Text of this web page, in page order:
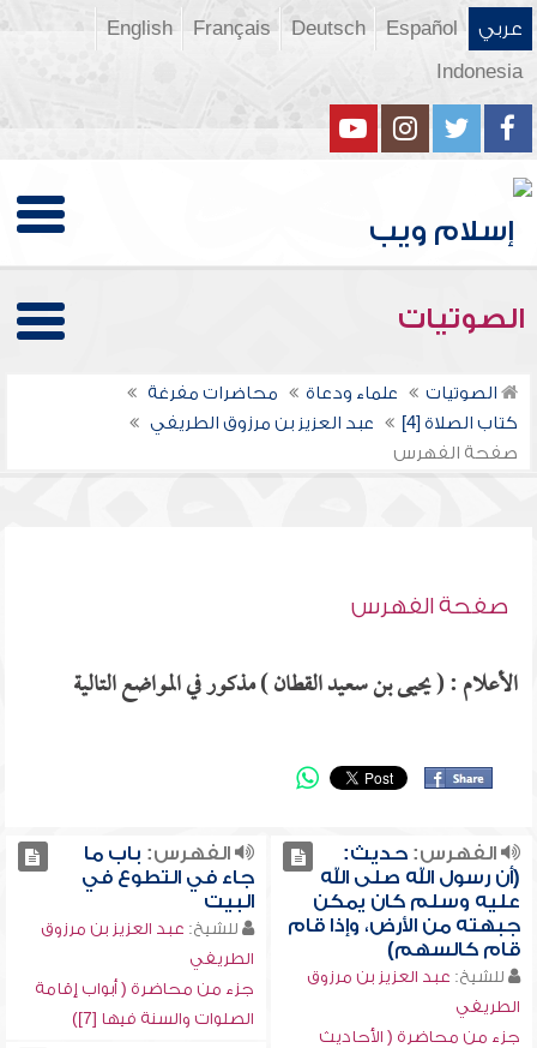
عربي Español
Deutsch
Français
English
Indonesia
الصوتيات
الصوتيات علماء ودعاة
محاضرات مفرغة
كتاب الصلاة [4]
عبد العزيز بن مرزوق الطريفي
صفحة الفهرس
صفحة الفهرس
الأعلام : ( يحيى بن سعيد القطان ) مذكور في المواضع التالية
الفهرس:حديث:
(أن رسول الله صلى الله
عليه وسلم كان يمكن
جبهته من الأرض، وإذا قام
قام كالسهم)
للشيخ: عبد العزيز بن مرزوق
الطريفي
جزء من محاضرة ( الأحاديث
الفهرس: باب ما
جاء في التطوع في
البيت
للشيخ: عبد العزيز بن مرزوق
الطريفي
جزء من محاضرة ( أبواب إقامة
الصلوات والسنة فيها [7])